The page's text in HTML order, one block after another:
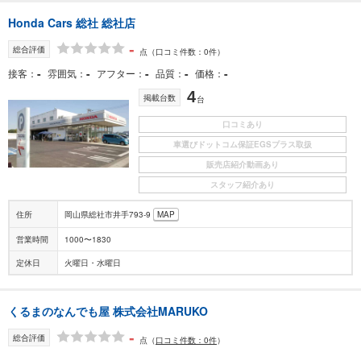
Honda Cars 総社 総社店
総合評価 - 点 （口コミ件数：0件）
接客 - 雰囲気 - アフター - 品質 - 価格 -
掲載台数 4台
口コミあり
車選びドットコム保証EGSプラス取扱
販売店紹介動画あり
スタッフ紹介あり
住所 岡山県総社市井手793-9 MAP
営業時間 1000〜1830
定休日 火曜日・水曜日
くるまのなんでも屋 株式会社MARUKO
総合評価 - 点 （口コミ件数：0件）